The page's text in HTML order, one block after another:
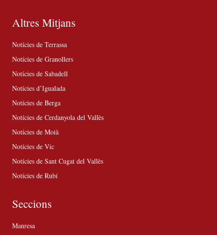
Altres Mitjans
Notícies de Terrassa
Notícies de Granollers
Notícies de Sabadell
Notícies d’Igualada
Notícies de Berga
Notícies de Cerdanyola del Vallès
Notícies de Moià
Notícies de Vic
Notícies de Sant Cugat del Vallès
Notícies de Rubí
Seccions
Manresa